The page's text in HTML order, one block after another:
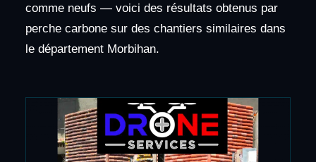
comme neufs — voici des résultats obtenus par
perche carbone sur des chantiers similaires dans
le département Morbihan.